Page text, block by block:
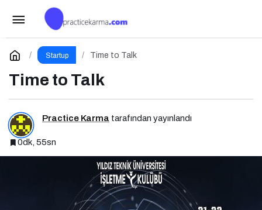
Startup Time to Talk
Time to Talk
Practice Karma tarafından yayınlandı
0dk, 55sn
SEO Vibes on Tour Türkiye 2025: Dijital
Dünyanın Nabzını Tutan Etkinlik
Yorum Yap